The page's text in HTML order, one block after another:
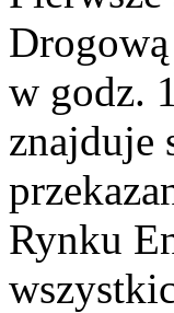
w godz.
znajduje
Rynku